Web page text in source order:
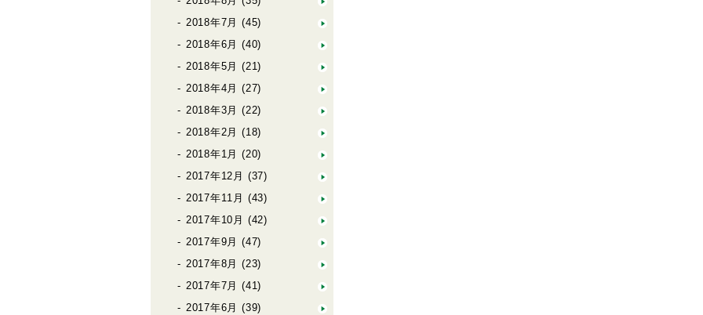
2018年7月 (45)
2018年6月 (40)
2018年5月 (21)
2018年4月 (27)
2018年3月 (22)
2018年2月 (18)
2018年1月 (20)
2017年12月 (37)
2017年11月 (43)
2017年10月 (42)
2017年9月 (47)
2017年8月 (23)
2017年7月 (41)
2017年6月 (39)